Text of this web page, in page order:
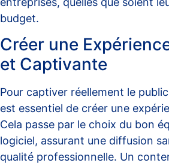
budget.
Créer une
et Captivante
Pour captiver réellement le
est essentiel de créer une
Cela passe par le choix du bon
logiciel, assurant une diffusion
qualité professionnelle. Un